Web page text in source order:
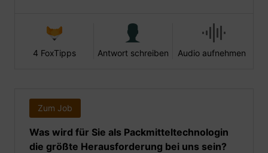
4 FoxTipps Antwort schreiben Audio aufnehmen
Zum Job
Was wird für Sie als Packmitteltechnologin
die größte Herausforderung bei uns sein?